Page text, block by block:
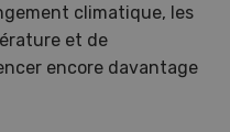
climatique, les
et de
encore davantage